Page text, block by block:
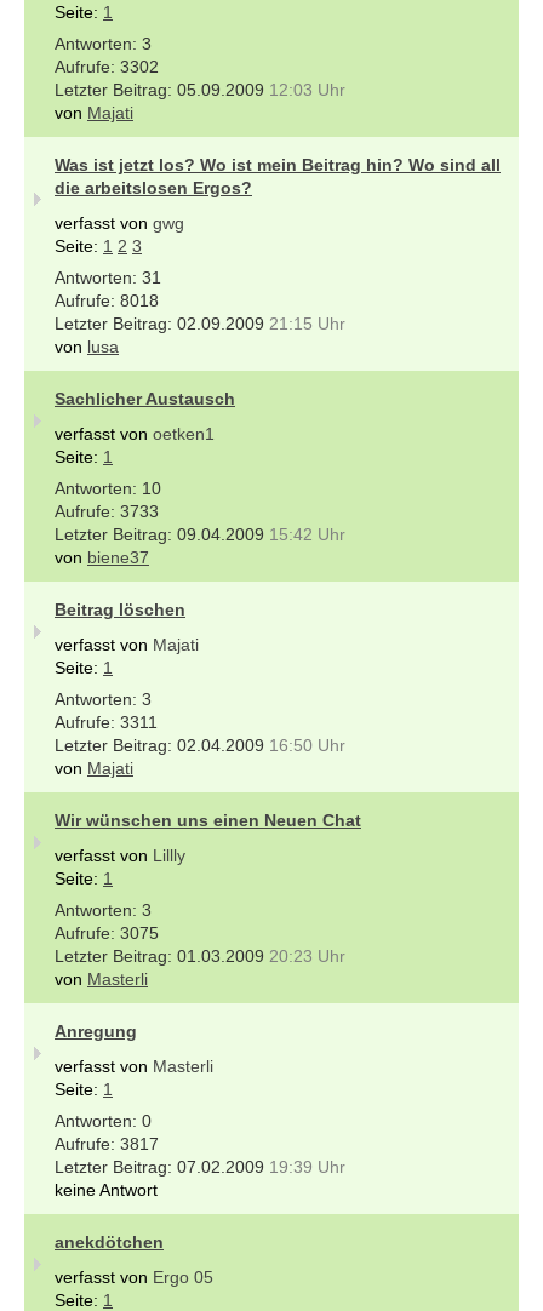
Seite: 1
3
3302
05.09.2009 12:03 Uhr
von Majati
Was ist jetzt los? Wo ist mein Beitrag hin? Wo sind all
die arbeitslosen Ergos?
verfasst von gwg
Seite: 1 2 3
31
8018
02.09.2009 21:15 Uhr
von lusa
Sachlicher Austausch
verfasst von oetken1
Seite: 1
10
3733
09.04.2009 15:42 Uhr
von biene37
Beitrag löschen
verfasst von Majati
Seite: 1
3
3311
02.04.2009 16:50 Uhr
von Majati
Wir wünschen uns einen Neuen Chat
verfasst von Lillly
Seite: 1
3
3075
01.03.2009 20:23 Uhr
von Masterli
Anregung
verfasst von Masterli
Seite: 1
0
3817
07.02.2009 19:39 Uhr
keine Antwort
anekdötchen
verfasst von Ergo 05
Seite: 1